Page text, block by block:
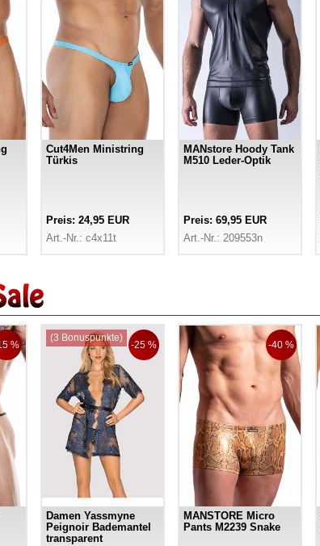
Cut4Men Ministring
Türkis
Preis: 24,95 EUR
Art.-Nr.: c4x11t
MANstore Hoody Tank
M510 Leder-Optik
Preis: 69,95 EUR
Art.-Nr.: 209553n
% -25 %
(3 Bonuspunkte)
Damen Yassmyne
Peignoir Bademantel
transparent
-40 %
MANSTORE Micro
Pants M2239 Snake